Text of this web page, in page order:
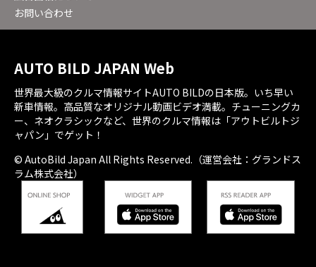
お問い合わせ
AUTO BILD JAPAN Web
世界最大級のクルマ情報サイトAUTO BILDの日本版。いち早い
新車情報。高品質なオリジナル動画ビデオ満載。チューニングカ
ー、ネオクラシックなど、世界のクルマ情報は「アウトビルトジ
ャパン」でゲット！
© AutoBild Japan All Rights Reserved.（運営会社：グランドス
ラム株式会社）